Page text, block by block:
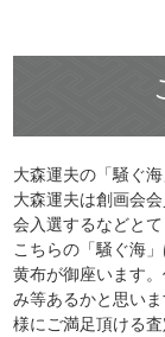
大森運夫の「騒ぐ
大森運夫は創画会
会入選するなどと
こちらの「騒ぐ海
黄布が御座います
み等あるかと思い
様にご満足頂ける